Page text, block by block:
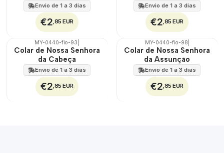
Envio de 1 a 3 dias
€2,85 EUR
Envio de 1 a 3 dias
€2,85 EUR
🇵🇹
MY-0440-fio-93
Colar de Nossa Senhora
da Cabeça
Envio de 1 a 3 dias
€2,85 EUR
🇵🇹
MY-0440-fio-98
Colar de Nossa Senhora
da Assunção
Envio de 1 a 3 dias
€2,85 EUR